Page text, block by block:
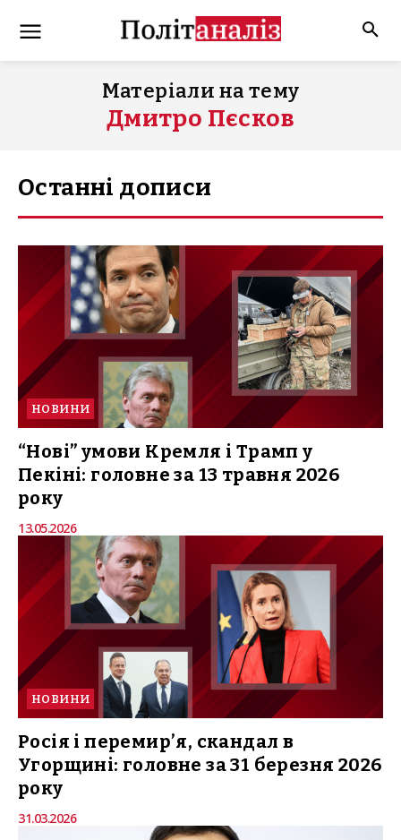
Матеріали на тему
Дмитро Пєсков
Останні дописи
НОВИНИ
“Нові” умови Кремля і Трамп у
Пекіні: головне за 13 травня 2026
року
13.05.2026
НОВИНИ
Росія і перемирʼя, скандал в
Угорщині: головне за 31 березня 2026
року
31.03.2026